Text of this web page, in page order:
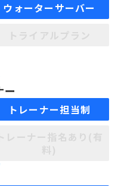
ウォーターサーバー
ー
トレーナー担当制